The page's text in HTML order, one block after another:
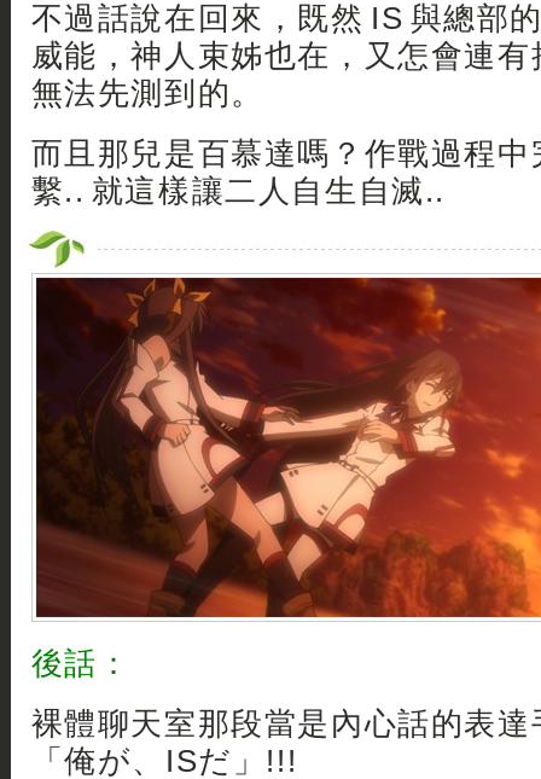
不過話說在回來，既然 IS 與總部
威能，神人束姊也在，又怎會連
無法先測到的。
而且那兒是百慕達嗎？作戰過程
繫.. 就這樣讓二人自生自滅..
後話：
裸體聊天室那段當是內心話的表
「俺が、ISだ」!!!